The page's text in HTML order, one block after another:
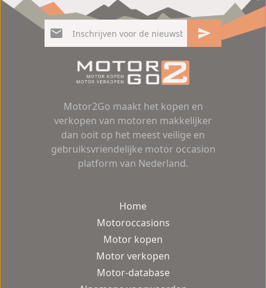
Motor2Go maakt het kopen en
verkopen van motoren makkelijker
dan ooit op het meest veilige en
gebruiksvriendelijke motor occasion
platform van Nederland.
Home
Motoroccasions
Motor kopen
Motor verkopen
Motor-database